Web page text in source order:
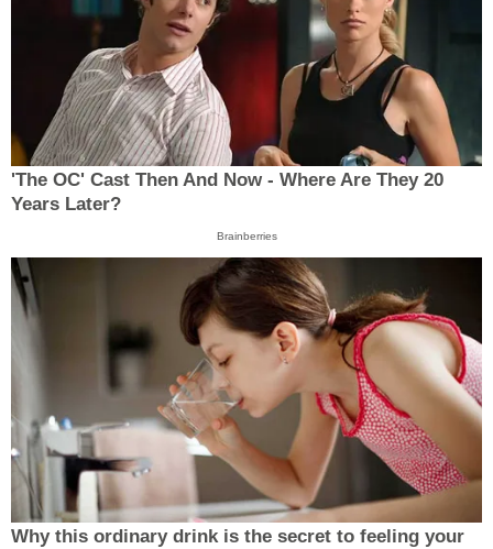
'The OC' Cast Then And Now - Where Are They 20
Years Later?
Brainberries
Why this ordinary drink is the secret to feeling your